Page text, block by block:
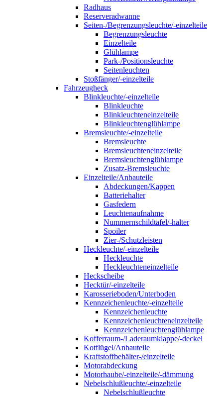
Radhaus
Reserveradwanne
Seiten-/Begrenzungsleuchte/-einzelteile
Begrenzungsleuchte
Einzelteile
Glühlampe
Park-/Positionsleuchte
Seitenleuchten
Stoßfänger/-einzelteile
Fahrzeugheck
Blinkleuchte/-einzelteile
Blinkleuchte
Blinkleuchteneinzelteile
Blinkleuchtenglühlampe
Bremsleuchte/-einzelteile
Bremsleuchte
Bremsleuchteneinzelteile
Bremsleuchtenglühlampe
Zusatz-Bremsleuchte
Einzelteile/Anbauteile
Abdeckungen/Kappen
Batteriehalter
Gasfedern
Leuchtenaufnahme
Nummernschildtafel/-halter
Spoiler
Zier-/Schutzleisten
Heckleuchte/-einzelteile
Heckleuchte
Heckleuchteneinzelteile
Heckscheibe
Hecktür/-einzelteile
Karosserieboden/Unterboden
Kennzeichenleuchte/-einzelteile
Kennzeichenleuchte
Kennzeichenleuchteneinzelteile
Kennzeichenleuchtenglühlampe
Kofferraum-/Laderaumklappe/-deckel
Kotflügel/Anbauteile
Kraftstoffbehälter-/einzelteile
Motorabdeckung
Motorhaube/-einzelteile/-dämmung
Nebelschlußleuchte/-einzelteile
Nebelschlußleuchte